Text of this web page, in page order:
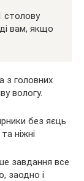
столову
вам, якщо
з головних
вологу.
завдання все
заодно і